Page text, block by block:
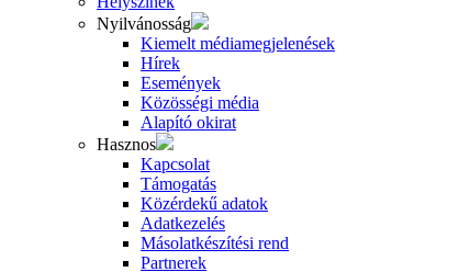
Nyilvánosság
Kiemelt médiamegjelenések
Hírek
Események
Közösségi média
Alapító okirat
Hasznos
Kapcsolat
Támogatás
Közérdekű adatok
Adatkezelés
Másolatkészítési rend
Partnerek